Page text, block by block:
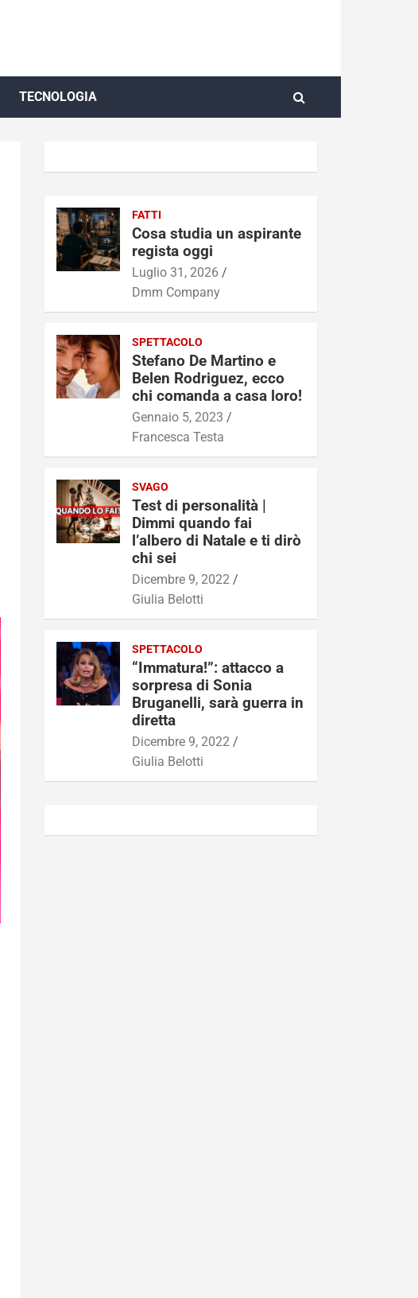
TECNOLOGIA
FATTI
Cosa studia un aspirante
regista oggi
Luglio 31, 2026
Dmm Company
SPETTACOLO
Stefano De Martino e
Belen Rodriguez, ecco
chi comanda a casa loro!
Gennaio 5, 2023
Francesca Testa
SVAGO
Test di personalità |
Dimmi quando fai
l’albero di Natale e ti dirò
chi sei
Dicembre 9, 2022
Giulia Belotti
SPETTACOLO
“Immatura!”: attacco a
sorpresa di Sonia
Bruganelli, sarà guerra in
diretta
Dicembre 9, 2022
Giulia Belotti